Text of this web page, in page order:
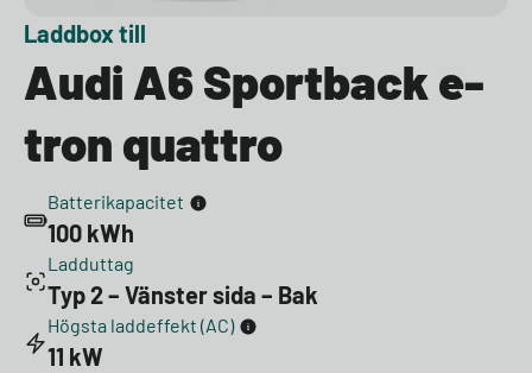
Laddbox till
Audi A6 Sportback e-
tron quattro
Batterikapacitet
100 kWh
Ladduttag
Typ 2 – Vänster sida – Bak
Högsta laddeffekt (AC)
11 kW